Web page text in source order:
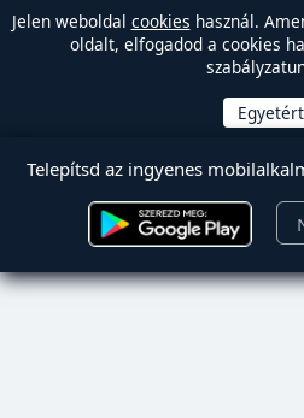
Jelen weboldal cookies használ.
oldalt, elfogadod a cookies
Telepítsd az ingyenes